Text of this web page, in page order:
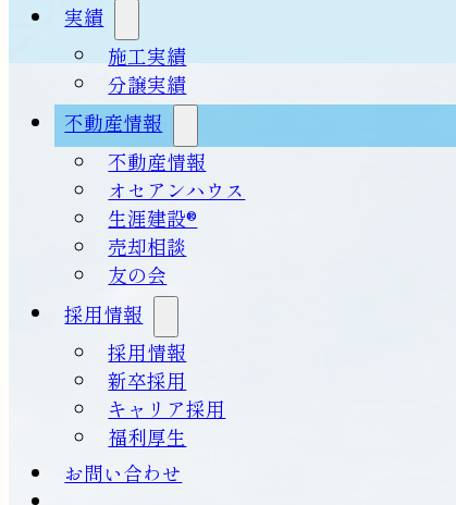
実績
施工実績
分譲実績
不動産情報
不動産情報
オセアンハウス
生涯建設®
売却相談
友の会
採用情報
採用情報
新卒採用
キャリア採用
福利厚生
お問い合わせ